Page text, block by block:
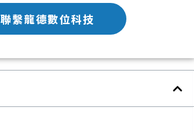
聯繫龍德數位科技